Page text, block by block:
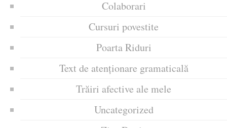
Colaborari
Cursuri povestite
Poarta Riduri
Text de atenționare gramaticală
Trăiri afective ale mele
Uncategorized